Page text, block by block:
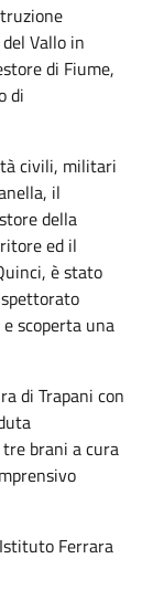
Vallo in
di Fiume,
di
civili, militari
il
della
ed il
è stato
scoperta una
di Trapani con
tre brani a cura
Ferrara